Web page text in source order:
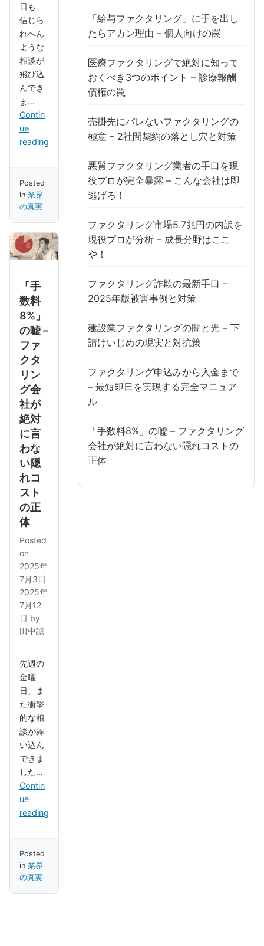
日も、
信じら
れへん
ような
相談が
飛び込
んでき
ま…
Contin
ue
reading
Posted
in 業界
の真実
「手
数料
8%」
の嘘 –
ファ
クタ
リン
グ会
社が
絶対
に言
わな
い隠
れコ
スト
の正
体
Posted
on
2025年
7月3日
2025年
7月12
日 by
田中誠
先週の
金曜
日、ま
た衝撃
的な相
談が舞
い込ん
できま
した…
Contin
ue
reading
Posted
in 業界
の真実
「給与ファクタリング」に手を出し
たらアカン理由 – 個人向けの罠
医療ファクタリングで絶対に知って
おくべき3つのポイント – 診療報酬
債権の罠
売掛先にバレないファクタリングの
極意 – 2社間契約の落とし穴と対策
悪質ファクタリング業者の手口を現
役プロが完全暴露 – こんな会社は即
逃げろ！
ファクタリング市場5.7兆円の内訳を
現役プロが分析 – 成長分野はここ
や！
ファクタリング詐欺の最新手口 –
2025年版被害事例と対策
建設業ファクタリングの闇と光 – 下
請けいじめの現実と対抗策
ファクタリング申込みから入金まで
– 最短即日を実現する完全マニュア
ル
「手数料8%」の嘘 – ファクタリング
会社が絶対に言わない隠れコストの
正体